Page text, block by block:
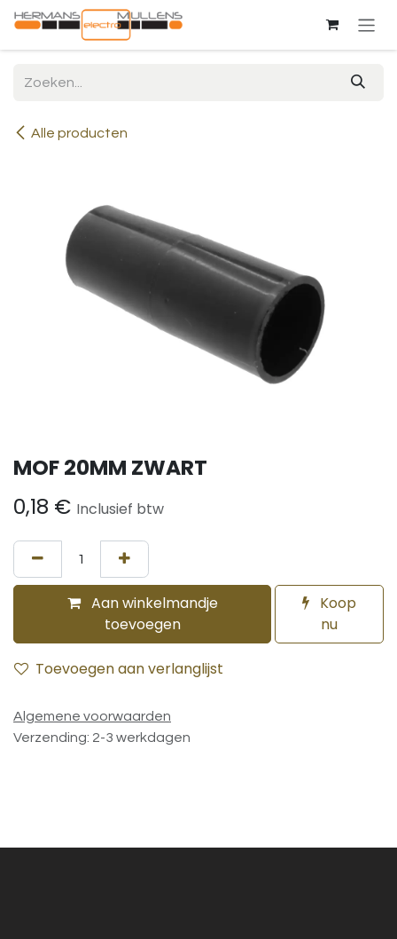
Overslaan naar inhoud
Alle producten
MOF 20MM ZWART
0,18 € Inclusief btw
Aan winkelmandje
toevoegen
Koop
nu
Toevoegen aan verlanglijst
Algemene voorwaarden
Verzending: 2-3 werkdagen